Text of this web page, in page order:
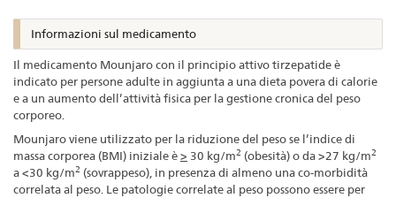
Informazioni sul medicamento
Il medicamento Mounjaro con il principio attivo tirzepatide è
indicato per persone adulte in aggiunta a una dieta povera di calorie
e a un aumento dell’attività fisica per la gestione cronica del peso
corporeo.
Mounjaro viene utilizzato per la riduzione del peso se l’indice di
massa corporea (BMI) iniziale è> 30 kg/m2 (obesità) o da >27 kg/m2
a <30 kg/m2 (sovrappeso), in presenza di almeno una co-morbidità
correlata al peso. Le patologie correlate al peso possono essere per